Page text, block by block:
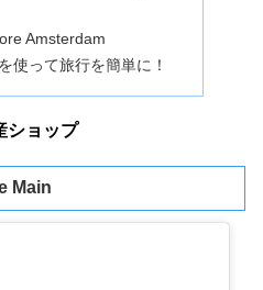
Amsterdam
使って旅行を簡単に！
ショップ
Main